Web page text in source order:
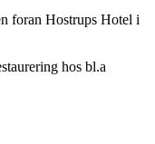
foran Hostrups Hotel i
hos bl.a